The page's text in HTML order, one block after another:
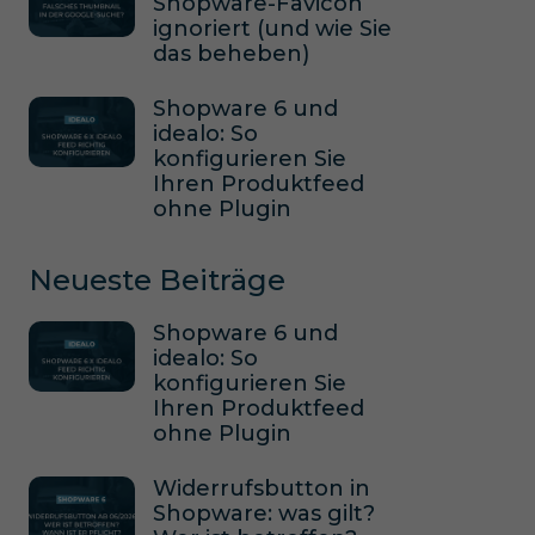
ignoriert (und wie Sie
das beheben)
Shopware 6 und
idealo: So
konfigurieren Sie
Ihren Produktfeed
ohne Plugin
Neueste Beiträge
Shopware 6 und
idealo: So
konfigurieren Sie
Ihren Produktfeed
ohne Plugin
Widerrufsbutton in
Shopware: was gilt?